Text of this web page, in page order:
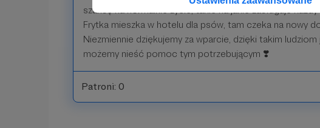
szansę na normalnie życie, takie na jakie zasługuje
Frytka mieszka w hotelu dla psów, tam czeka na nowy
Niezmiennie dziękujemy za wparcie, dzięki takim ludziom
możemy nieść pomoc tym potrzebującym ❣️
Patroni: 0